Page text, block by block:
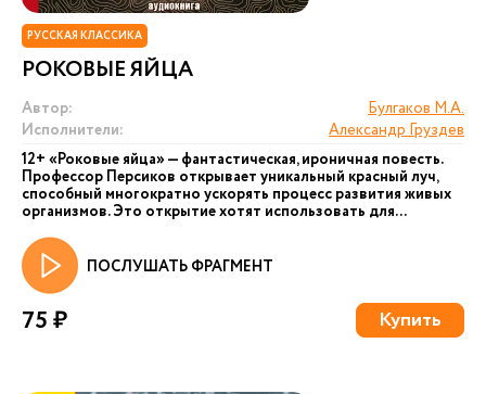
РУССКАЯ КЛАССИКА
РОКОВЫЕ ЯЙЦА
Автор:
Булгаков М.А.
Исполнители:
Александр Груздев
12+ «Роковые яйца» — фантастическая, ироничная повесть.
Профессор Персиков открывает уникальный красный луч,
способный многократно ускорять процесс развития живых
организмов. Это открытие хотят использовать для...
ПОСЛУШАТЬ ФРАГМЕНТ
75 ₽ Купить